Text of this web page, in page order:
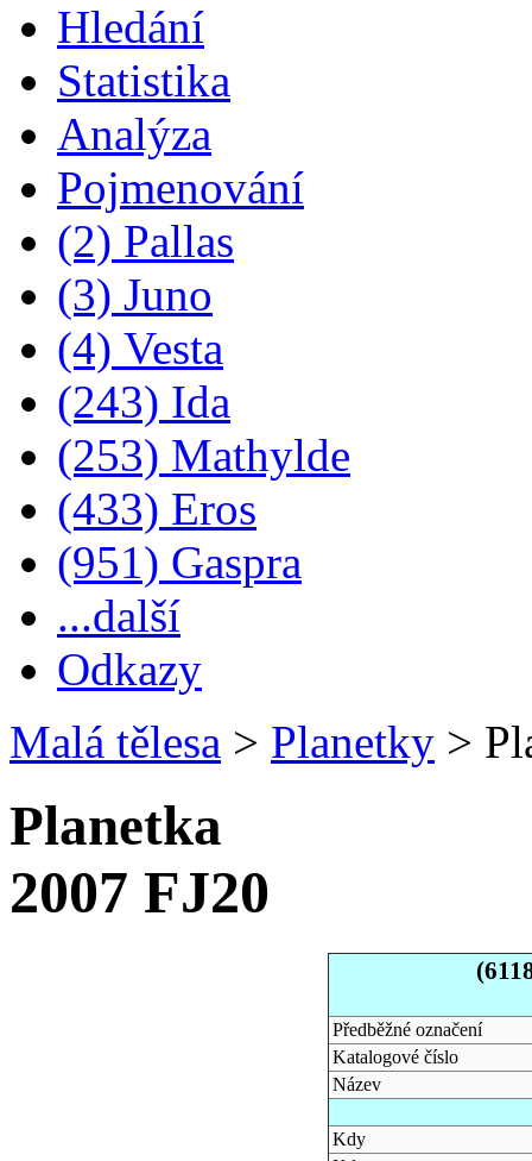
Hledání
Statistika
Analýza
Pojmenování
(2) Pallas
(3) Juno
(4) Vesta
(243) Ida
(253) Mathylde
(433) Eros
(951) Gaspra
...další
Odkazy
Malá tělesa > Planetky >
Planetka
2007 FJ20
Předběžné označení
Katalogové číslo
Název
Kdy